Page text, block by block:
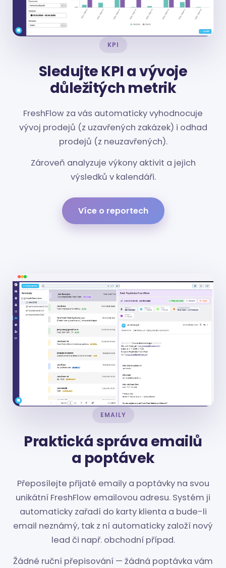
KPI
Sledujte KPI a vývoje
důležitých metrik
FreshFlow za vás automaticky vyhodnocuje
vývoj prodejů (z uzavřených zakázek) i odhad
prodejů (z neuzavřených).
Zároveň analyzuje výkony aktivit a jejich
výsledků v kalendáři.
Více o reportech
EMAILY
Praktická správa emailů
a poptávek
Přeposílejte přijaté emaily a poptávky na svou
unikátní FreshFlow emailovou adresu. Systém ji
automaticky zařadí do karty klienta a bude-li
email neznámý, tak z ní automaticky založí nový
lead či např. obchodní případ.
Žádné ruční přepisování — žádná poptávka vám